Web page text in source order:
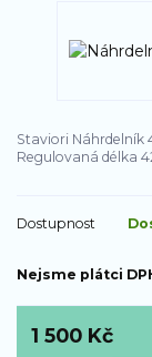
Staviori Náhrdelník
Regulovaná délka
Dostupnost
Nejsme plátci
1 500 Kč